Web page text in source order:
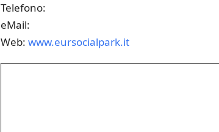
Telefono:
eMail:
Web: www.eursocialpark.it